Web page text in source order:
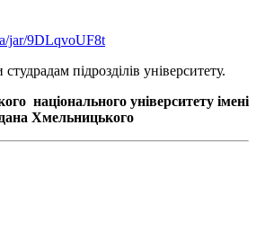
jar/9DLqvoUF8t
підрозділів університету.
національного університету імені
Хмельницького